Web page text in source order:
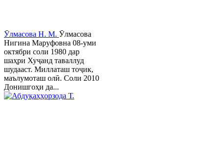
Ӯлмасова Н. М. Ӯлмасова
Нигина Маруфовна 08-уми
октябри соли 1980 дар
шаҳри Хуҷанд таваллуд
шудааст. Миллаташ тоҷик,
маълумоташ олӣ. Соли 2010
Донишгоҳи да...